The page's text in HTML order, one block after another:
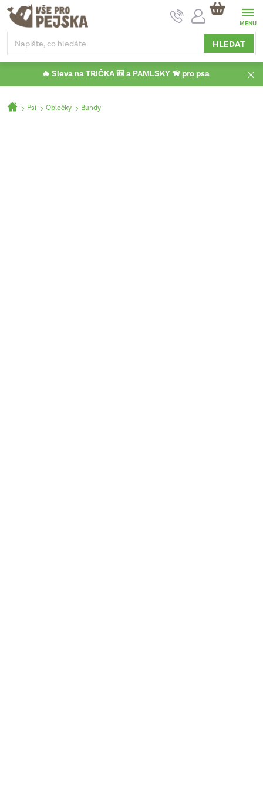
Přejít
obsah
HLEDAT
NÁKUPNÍ
KOŠÍK
🔥 Sleva na TRIČKA 🎒 a PAMLSKY 🦮 pro psa
Domů
Psi Oblečky Bundy